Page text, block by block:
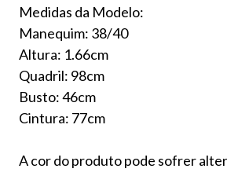
Medidas da Modelo:
Manequim: 38/40
Altura: 1.66cm
Quadril: 98cm
Busto: 46cm
Cintura: 77cm
A cor do produto pode sofrer